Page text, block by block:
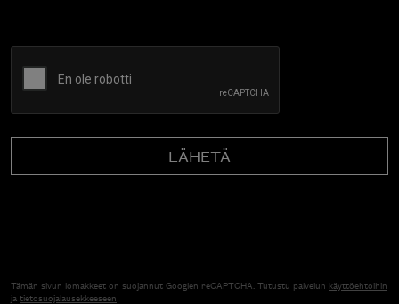
Tämän sivun lomakkeet on suojannut Googlen reCAPTCHA. Tutustu palvelun käyttöehtoihin
jatietosuojalausekkeeseen